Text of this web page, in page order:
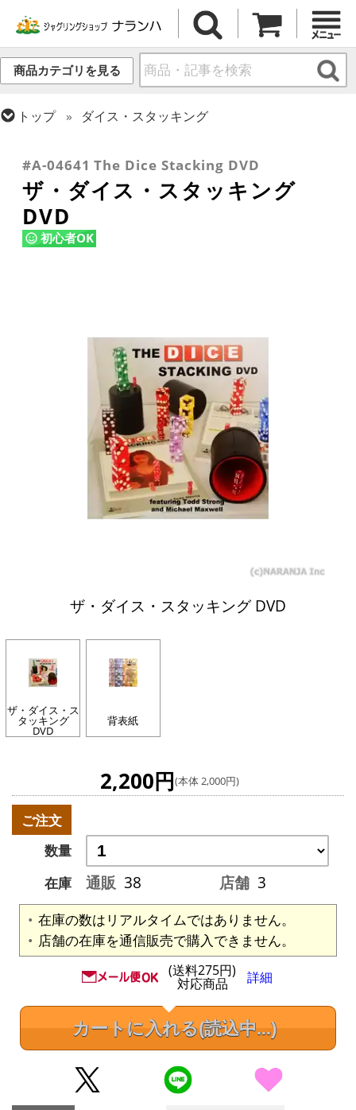
商品カテゴリを見る
トップ
ダイス・スタッキング
#A-04641 The Dice Stacking DVD
ザ・ダイス・スタッキング
DVD
初心者OK
ザ・ダイス・スタッキング DVD
ザ・ダイス・ス
タッキング
DVD
背表紙
2,200円(本体 2,000円)
ご注文
数量
在庫
通販 38 店舗 3
在庫の数はリアルタイムではありません。
店舗の在庫を通信販売で購入できません。
(送料275円)
対応商品 詳細
カートに入れる(読込中...)